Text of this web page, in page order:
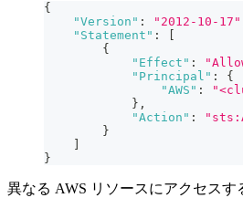
{
"Version" : "2012-10-17"
"Statement" :
{
"Effect" :
"Principal" :
{
"AWS" :
} ,
"Action" :
}
}
異なる AWS リソースにアクセス